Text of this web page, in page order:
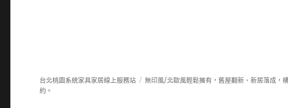
台北桃園系統家具家居線上服務站 無印風/北歐風輕鬆擁有，舊屋翻新、新居落成，
約。